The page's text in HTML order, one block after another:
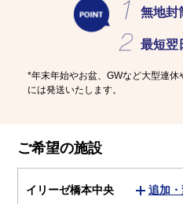
会社概要
介護用語をわかりやすく
有料老人ホームを選ぶ時
見学予約
無地封
最短翌
*年末年始やお盆、GWなど大型連休
には発送いたします。
ご希望の施設
イリーゼ橋本中央 追加